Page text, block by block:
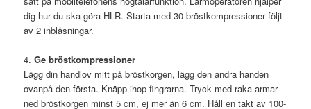
dig hur du ska göra HLR. Starta med 30 bröstkompressioner följt
av 2 inblåsningar.
4.Ge bröstkompressioner
Lägg din handlov mitt på bröstkorgen, lägg den andra handen
ovanpå den första. Knäpp ihop fingrarna. Tryck med raka armar
ned bröstkorgen minst 5 cm, ej mer än 6 cm. Håll en takt av 100-